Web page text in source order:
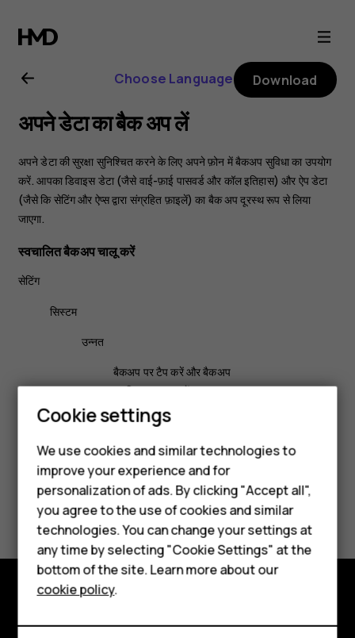
Nokia
6.2
user
guide
Smartphones
Feature phones
Phones for kids
Accessories
HMD Terra M
For business
Tablets
Choose Language Download
अपने डेटा का बैक अप लें
अपने डेटा की सुरक्षा सुनिश्चित करने के लिए अपने फ़ोन में बैकअप सुविधा का उपयोग
करें. आपका डिवाइस डेटा (जैसे वाई-फ़ाई पासवर्ड और कॉल इतिहास) और ऐप डेटा
(जैसे कि सेटिंग और ऐप्स द्वारा संग्रहित फ़ाइलें) का बैक अप दूरस्थ रूप से लिया
जाएगा.
स्वचालित बैकअप चालू करें
सेटिंग
सिस्टम
उन्नत
बैकअप पर टैप करें और बैकअप
का स्विच चालू कर दें.
Did you find this helpful?
Yes No
Cookie settings
We use cookies and similar technologies to
improve your experience and for
personalization of ads. By clicking "Accept all",
you agree to the use of cookies and similar
technologies. You can change your settings at
any time by selecting "Cookie Settings" at the
bottom of the site. Learn more about our
cookie policy.